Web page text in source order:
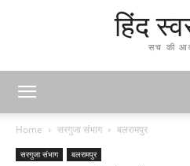
हिंद
सच की
Home सरगुजा संभाग बलरामपुर
सरगुजा संभाग बलरामपुर